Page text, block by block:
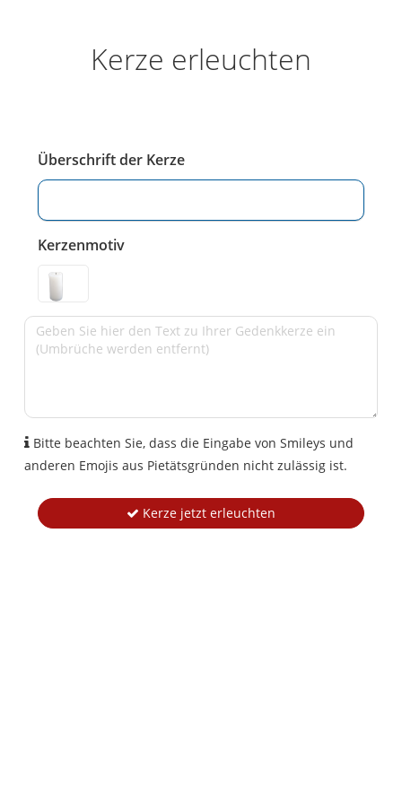
Kerze erleuchten
Überschrift der Kerze
Kerzenmotiv
Bitte beachten Sie, dass die Eingabe von Smileys und
anderen Emojis aus Pietätsgründen nicht zulässig ist.
Kerze jetzt erleuchten